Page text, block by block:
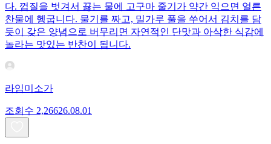
다. 껍질을 벗겨서 끓는 물에 고구마 줄기가 약간 익으면 얼른
찬물에 헹굽니다. 물기를 짜고, 밀가루 풀을 쑤어서 김치를 담
듯이 갖은 양념으로 버무리면 자연적인 단맛과 아삭한 식감에
놀라는 맛있는 반찬이 됩니다.
라임미소가
조회수 2,26626.08.01